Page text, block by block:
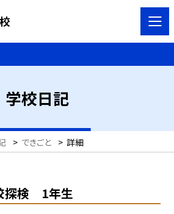
学校日記
> できごと > 詳細
検 1年生